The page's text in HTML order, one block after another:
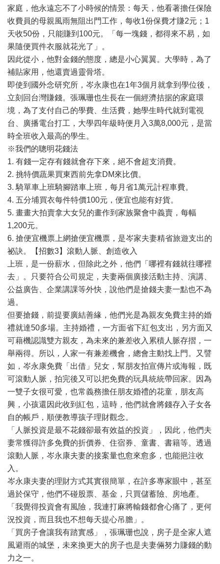
家庭，他永遠忘不了小時候的情景：每天，他看著擔任保險
收費員的母親風雨無阻出門工作，每收1份保費才賺2元；1
天收50份，只能賺到100元。「每一塊錢，都得來不易，如
果隨便買件衣服就花光了」。
因此從小，他對金錢的態度，總是小心翼翼。大學時，為了
補貼家用，他還賣過靈骨塔。
即使到國外念研究所，岑永康也在1年3個月就拿到學位後，
立刻回台灣賺錢。張珮珊也生長在一個經濟拮据的家庭環
境，為了支付自己的學費、生活費，她學生時代就到電視
台、廣播電台打工，大學四年級時便月入3萬8,000元，是當
時全班收入最高的學生。
※我們的聰明花錢法
1. 有錢一定存有錢就會存下來，絕不會超支消費。
2. 挑特價蔬果買東西前先拿DM來比價。
3. 騎單車上班騎腳踏車上班，每月省1萬元計程車費。
4. 五分埔買衣每件特價100元，便宜也能有好貨。
5. 畫畫大拍賣拿大女兒的畫作到家族聚會中義賣，每幅
1,200元。
6. 搶便宜機票上網搶便宜機票，是岑家夫妻精省旅遊支出的
祕訣。【招數3】滾動人脈、創造收入
上班，是一份薪水，但除此之外，他們「哪裡有錢就往哪裡
去」。只要符合公司規定，夫妻兩個廣接活動主持、演講、
公益廣告、企業講課等外快，說他們是搶錢夫妻一點也不為
過。
但要搶錢，前提要廣結善緣，他們光是為親友免費主持的婚
禮就達50多場。主持婚禮，一方面省下紅包支出，另方面又
可藉機認識雙方親友，為未來的兼差收入累積人脈存摺，一
舉兩得。所以，人家一有兼差機會，總會主動找上門。又譬
如，岑永康免費「出借」兒女，幫朋友拍宣傳片或海報，既
可滾動人脈，拍完後又可以把免費的玩具統統帶回家。因為
一雙子女很可愛，也常義務擔任朋友婚禮的花童，朋友高
興，小孩還因此收到紅包，這時，他們就會將錢存入子女各
自的帳戶，順便教導孩子理財觀念。
「人脈投資是最不花錢卻最有效益的投資」，因此，他們夫
妻常獲得許多免費的折價券、住宿券、童書、書籍等。透過
滾動人脈，岑永康夫妻的接案量也愈來愈多，也能挹注收
入。
岑永康夫妻的理財方式其實很簡單，在許多專家眼中，甚至
過於保守，他們不碰股票、基金，只買儲蓄險、房地產。
「我覺得投資會有風險，我連打麻將輸錢都會心痛了，更何
況投資，而且我也不想每天提心吊膽」。
「買房子會讓我有踏實感」，張珮珊也說，房子是全家人遮
風避雨的城堡，未來換更大的房子也是夫妻倆努力賺錢的動
力之一。